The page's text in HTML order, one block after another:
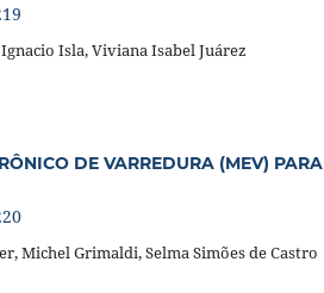
Isla, Viviana Isabel Juárez
DE VARREDURA (MEV)
Michel Grimaldi, Selma Simões de Castro